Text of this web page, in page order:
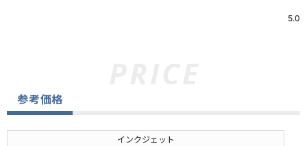
5.0
参考価格
インクジェット